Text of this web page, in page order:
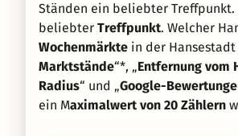
Ständen ein beliebter Treffpunkt.
beliebter Treffpunkt. Welcher
Wochenmärkte in der
Marktstände“*, „Entfernung vom
Radius“ und „Google-
ein Maximalwert von 20 Zählern